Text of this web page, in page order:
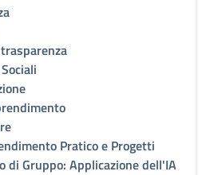
Pratico e Progetti
di Gruppo: Applicazione dell'IA